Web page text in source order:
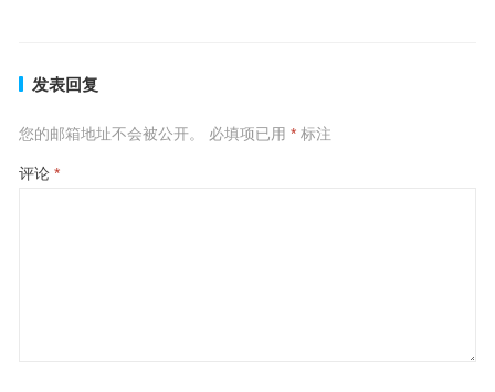
发表回复
您的邮箱地址不会被公开。 必填项已用 *标注
评论 *